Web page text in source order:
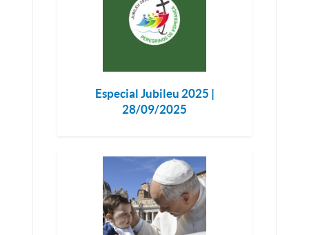
Especial Jubileu 2025 |
28/09/2025